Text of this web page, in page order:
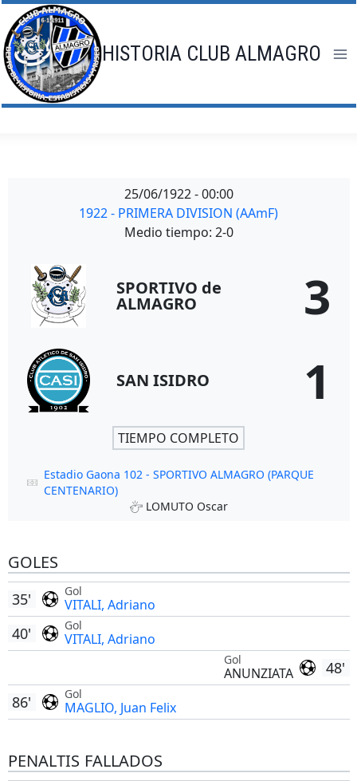
Saltar
al
contenido
HISTORIA CLUB ALMAGRO
25/06/1922 - 00:00
1922 - PRIMERA DIVISION (AAmF)
Medio tiempo: 2-0
SPORTIVO de
ALMAGRO 3
SAN ISIDRO 1
TIEMPO COMPLETO
Estadio Gaona 102 - SPORTIVO ALMAGRO (PARQUE
CENTENARIO)
LOMUTO Oscar
GOLES
Gol
VITALI, Adriano
35'
Gol
VITALI, Adriano
40'
48'
Gol
ANUNZIATA
Gol
MAGLIO, Juan Felix
86'
PENALTIS FALLADOS